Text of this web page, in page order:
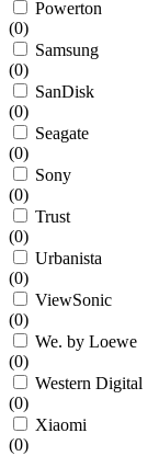
Powerton
(0)
Samsung
(0)
SanDisk
(0)
Seagate
(0)
Sony
(0)
Trust
(0)
Urbanista
(0)
ViewSonic
(0)
We. by Loewe
(0)
Western Digital
(0)
Xiaomi
(0)